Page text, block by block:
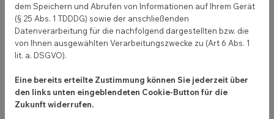
herauszufinden, was Menschen überhaupt suchen.
Ein Beispiel: Wenn dein Unternehmen eine
Manufaktur für gute Düfte ist, wird es bessere
Keywords geben, um dich bei Google zu listen. Ein
dass wichtige Schlagwörter wie „Parfum kaufen“,
„hochwertiges Parfum“, „edle Düfte“ oder Ähnliches
dem Speichern und Abrufen von Informationen auf Ihrem Gerät
(§ 25 Abs. 1 TDDDG) sowie der anschließenden
Datenverarbeitung für die nachfolgend dargestellten bzw. die
von Ihnen ausgewählten Verarbeitungszwecke zu (Art 6 Abs. 1
lit. a. DSGVO).
Eine bereits erteilte Zustimmung können Sie jederzeit über
den links unten eingeblendeten Cookie-Button für die
Zukunft widerrufen.